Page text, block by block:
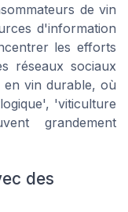
de vin
d'information
les efforts
réseaux sociaux
en vin durable, où
'viticulture
grandement
des